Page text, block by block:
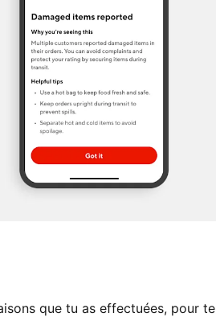
que tu as effectuées, pour te